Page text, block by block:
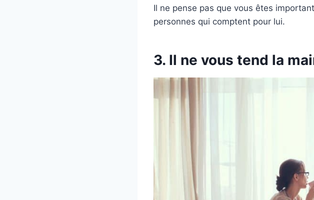
Il ne pense pas que vous êtes
personnes qui comptent pour lui.
3. Il ne vous tend la